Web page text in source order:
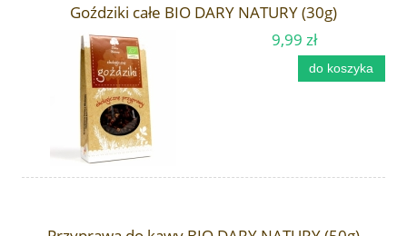
Goździki całe BIO DARY NATURY (30g)
9,99 zł
do koszyka